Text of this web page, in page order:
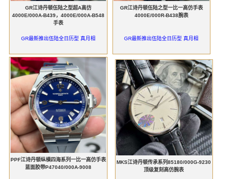
GR江诗丹顿伍陆之型超A高仿
4000E/000A-B439，4000E/000A-B548
手表
GR最新推出伍陆全日历型 真月相
GR江诗丹顿伍陆之型一比一高仿手表
4000E/000R-B438腕表
GR最新推出伍陆全日历型 真月相
PPF江诗丹顿纵横四海系列一比一高仿手表
蓝面胶带P47040/000A-9008
MKS江诗丹顿传承系列85180/000G-9230
顶级复刻高仿腕表